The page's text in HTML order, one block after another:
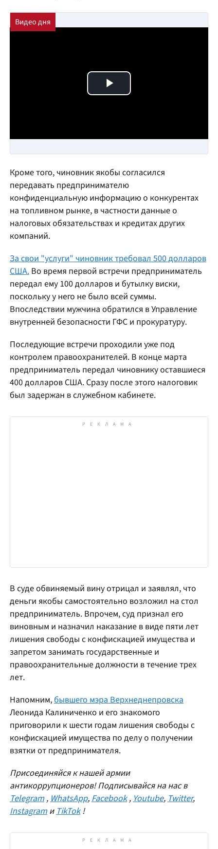
Play Video
Кроме того, чиновник якобы согласился
передавать предпринимателю
конфиденциальную информацию о конкурентах
на топливном рынке, в частности данные о
налоговых обязательствах и кредитах других
компаний.
За свои "услуги" чиновник требовал 500 долларов
США. Во время первой встречи предприниматель
передал ему 100 долларов и бутылку виски,
поскольку у него не было всей суммы.
Впоследствии мужчина обратился в Управление
внутренней безопасности ГФС и прокуратуру.
Последующие встречи проходили уже под
контролем правоохранителей. В конце марта
предприниматель передал чиновнику оставшиеся
400 долларов США. Сразу после этого налоговик
был задержан в служебном кабинете.
В суде обвиняемый вину отрицал и заявлял, что
деньги якобы самостоятельно возложил на стол
предприниматель. Впрочем, суд признал его
виновным и назначил наказание в виде пяти лет
лишения свободы с конфискацией имущества и
запретом занимать государственные и
правоохранительные должности в течение трех
лет.
Напомним,бывшего мэра Верхнеднепровска
Леонида Калиниченко и его знакомого
приговорили к шести годам лишения свободы с
конфискацией имущества по делу о получении
взятки от предпринимателя.
Присоединяйся к нашей армии
антикоррупционеров! Подписывайся на нас в
Telegram ,WhatsApp,Facebook ,Youtube,Twitter,
Instagram иTikTok!